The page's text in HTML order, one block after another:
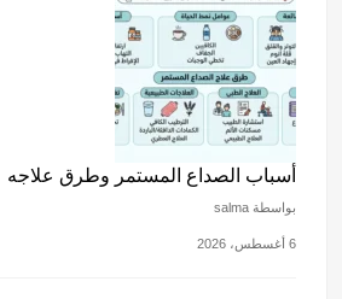
أسباب الصداع المستمر وطرق علاجه
بواسطة salma
6 أغسطس، 2026